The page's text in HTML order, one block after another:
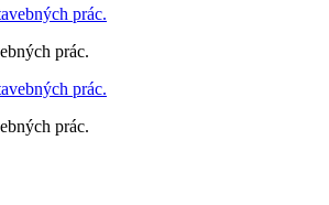
prác.
prác.